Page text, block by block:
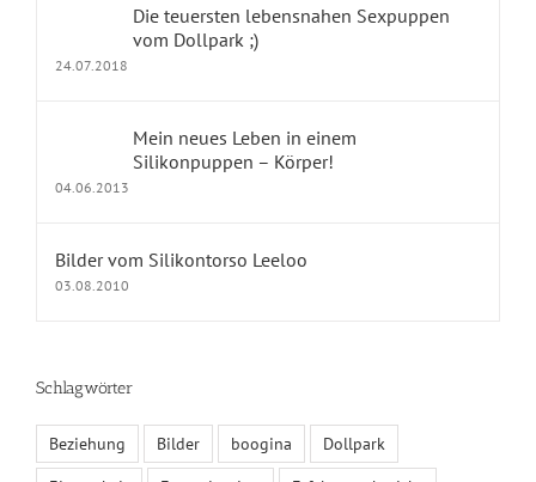
Die teuersten lebensnahen Sexpuppen
vom Dollpark ;)
24.07.2018
Mein neues Leben in einem
Silikonpuppen – Körper!
04.06.2013
Bilder vom Silikontorso Leeloo
03.08.2010
Schlagwörter
Beziehung Bilder boogina
Dollpark
Impressum
Kontakt
Datenschutz
KALENDER
August 2026